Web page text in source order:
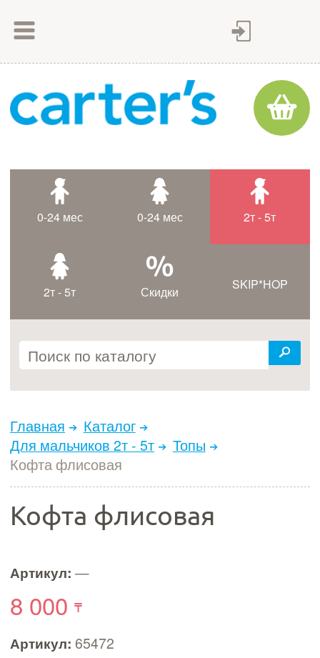
Как оплатить
Доставка товара
Контакты
0-24 мес 0-24 мес 2т - 5т
2т - 5т Скидки SKIP*HOP
Главная
Каталог
Для мальчиков 2т - 5т
Топы
Кофта флисовая
Кофта флисовая
Артикул: —
8 000
Артикул: 65472